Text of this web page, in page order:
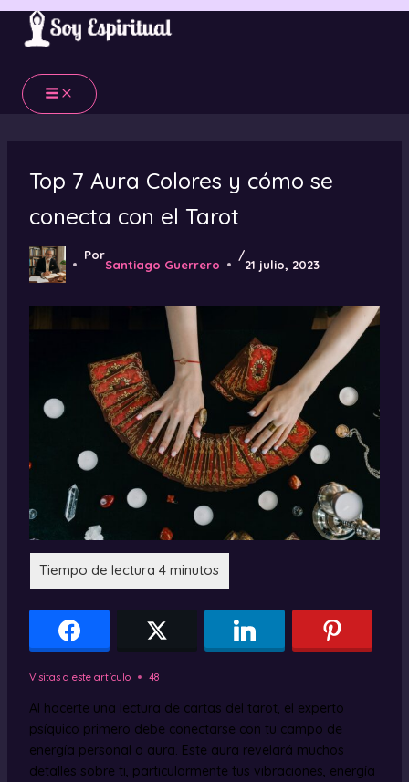
Ir
contenido
Top 7 Aura Colores y cómo se
conecta con el Tarot
Por
Santiago Guerrero
/
21 julio, 2023
Visitas a este artículo 48
Al hacerte una lectura de cartas del tarot, el experto
psíquico primero debe conectarse con tu campo de
energía personal o aura. Este aura revelará muchos
detalles sobre ti, particularmente tus vibraciones, energía